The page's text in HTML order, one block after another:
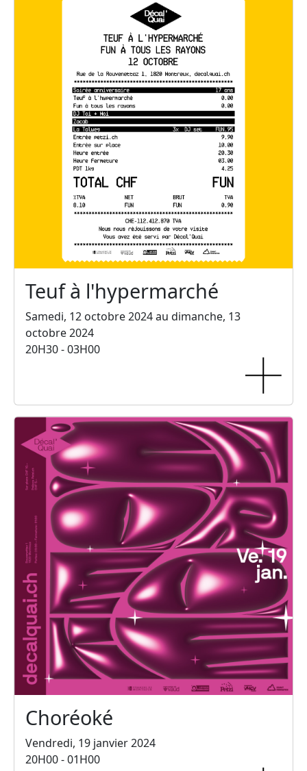
Teuf à l'hypermarché
Samedi, 12 octobre 2024 au dimanche, 13
octobre 2024
20H30 - 03H00
Choréoké
Vendredi, 19 janvier 2024
20H00 - 01H00